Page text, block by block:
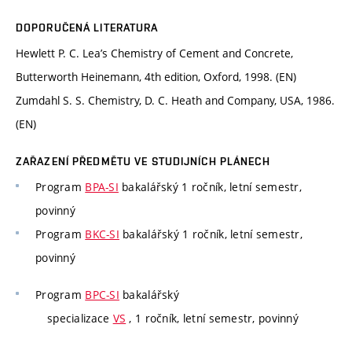
DOPORUČENÁ LITERATURA
Hewlett P. C. Lea’s Chemistry of Cement and Concrete,
Butterworth Heinemann, 4th edition, Oxford, 1998. (EN)
Zumdahl S. S. Chemistry, D. C. Heath and Company, USA, 1986.
(EN)
ZAŘAZENÍ PŘEDMĚTU VE STUDIJNÍCH PLÁNECH
Program BPA-SI bakalářský 1 ročník, letní semestr,
povinný
Program BKC-SI bakalářský 1 ročník, letní semestr,
povinný
Program BPC-SI bakalářský
specializace VS , 1 ročník, letní semestr, povinný